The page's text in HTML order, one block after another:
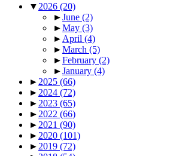
▼ 2026 (20)
►June (2)
►May (3)
► April (4)
►March (5)
►February (2)
►January (4)
► 2025 (66)
► 2024 (72)
► 2023 (65)
► 2022 (66)
► 2021 (90)
► 2020 (101)
► 2019 (72)